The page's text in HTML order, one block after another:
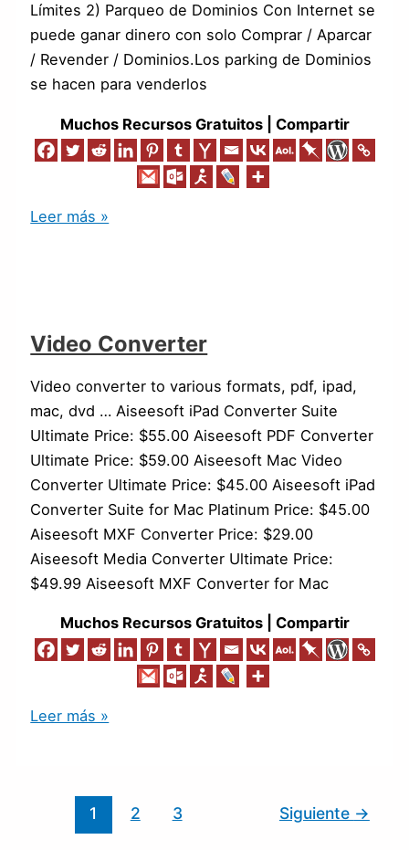
Límites 2) Parqueo de Dominios Con Internet se
puede ganar dinero con solo Comprar / Aparcar
/ Revender / Dominios.Los parking de Dominios
se hacen para venderlos
Muchos Recursos Gratuitos | Compartir
Leer más »
Video Converter
Video converter to various formats, pdf, ipad,
mac, dvd … Aiseesoft iPad Converter Suite
Ultimate Price: $55.00 Aiseesoft PDF Converter
Ultimate Price: $59.00 Aiseesoft Mac Video
Converter Ultimate Price: $45.00 Aiseesoft iPad
Converter Suite for Mac Platinum Price: $45.00
Aiseesoft MXF Converter Price: $29.00
Aiseesoft Media Converter Ultimate Price:
$49.99 Aiseesoft MXF Converter for Mac
Muchos Recursos Gratuitos | Compartir
Leer más »
1 2 3 Siguiente →